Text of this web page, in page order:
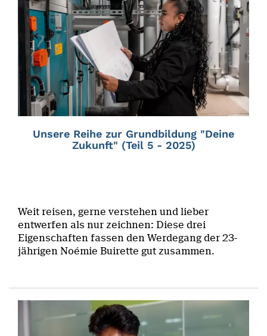
Unsere Reihe zur Grundbildung "Deine
Zukunft" (Teil 5 - 2025)
Weit reisen, gerne verstehen und lieber
entwerfen als nur zeichnen: Diese drei
Eigenschaften fassen den Werdegang der 23-
jährigen Noémie Buirette gut zusammen.